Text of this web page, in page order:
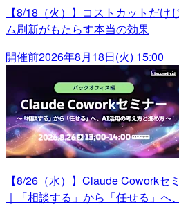
【8/18（火）】コストカットだ
ム刷新がもたらす本当の効果
開催前2026年8月18日(火) 15:00
【8/26（水）】Claude Coworkセ
｜「相談する」から「任せる」